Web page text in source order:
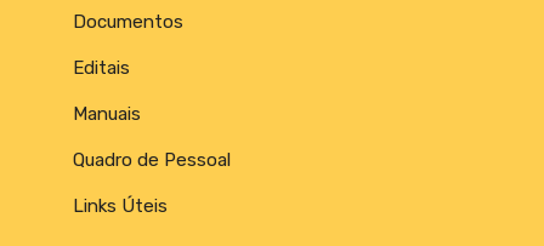
Documentos
Editais
Manuais
Quadro de Pessoal
Links Úteis